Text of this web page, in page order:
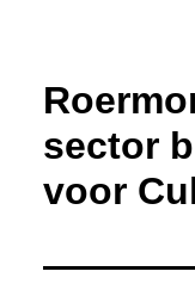
Theater
Expo
Cursus
sector
voor